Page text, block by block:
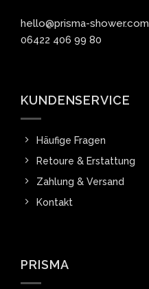
hello@prisma-shower.com
06422 406 99 80
KUNDENSERVICE
Häufige Fragen
Retoure & Erstattung
Zahlung & Versand
Kontakt
PRISMA